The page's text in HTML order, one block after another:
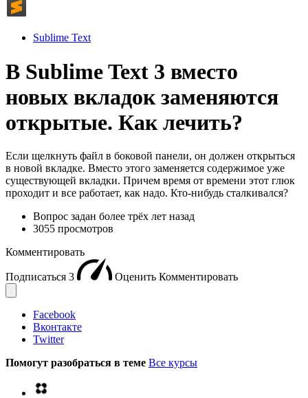
Sublime Text
В Sublime Text 3 вместо
новых вкладок заменяются
открытые. Как лечить?
Если щелкнуть файл в боковой панели, он должен открыться
в новой вкладке. Вместо этого заменяется содержимое уже
существующей вкладки. Причем время от времени этот глюк
проходит и все работает, как надо. Кто-нибудь сталкивался?
Вопрос задан более трёх лет назад
3055 просмотров
Комментировать
Подписаться 3 Оценить Комментировать
Facebook
Вконтакте
Twitter
Помогут разобраться в теме Все курсы